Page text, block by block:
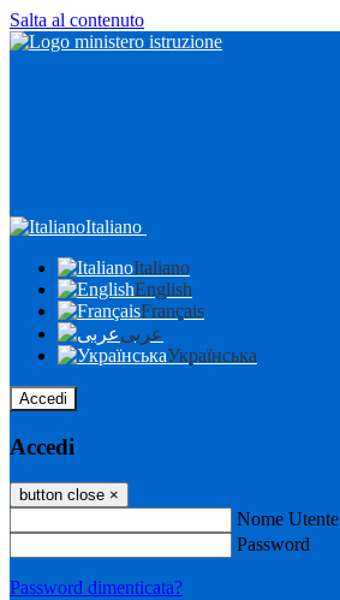
Salta al contenuto
Italiano
Italiano
English
Français
عربى
Українська
Accedi
Accedi
button close ×
Nome Utente
Password
Password dimenticata?